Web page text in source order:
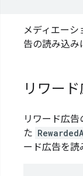
メディエー
告の読み込み
リワー
リワード広告
た
ード広告を読